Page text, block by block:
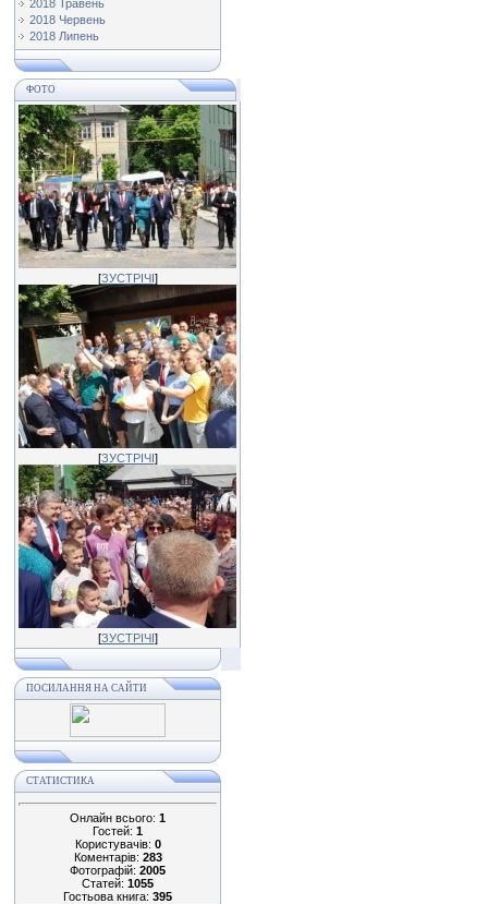
2018 Травень
2018 Червень
2018 Липень
ФОТО
[ЗУСТРІЧІ]
[ЗУСТРІЧІ]
[ЗУСТРІЧІ]
ПОСИЛАННЯ НА САЙТИ
СТАТИСТИКА
Онлайн всього: 1
Гостей: 1
Користувачів: 0
Коментарів: 283
Фотографій: 2005
Статей: 1055
Гостьова книга: 395